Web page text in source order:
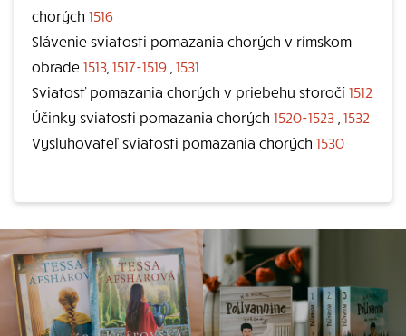
chorých 1516
Slávenie sviatosti pomazania chorých v rímskom
obrade 1513 1517-1519 1531
Sviatosť pomazania chorých v priebehu storočí 1512
Účinky sviatosti pomazania chorých 1520-1523 1532
Vysluhovateľ sviatosti pomazania chorých 1530